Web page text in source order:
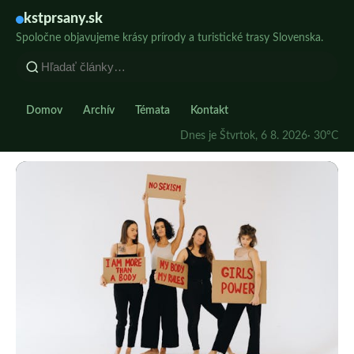
kstprsany.sk
Spoločne objavujeme krásy prírody a turistické trasy Slovenska.
Domov Archív Témata Kontakt
Dnes je Štvrtok, 6 8. 2026· 30°C